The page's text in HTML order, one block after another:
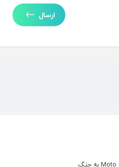
موتورولا با Moto Pad 70 به جنگ
ارسال